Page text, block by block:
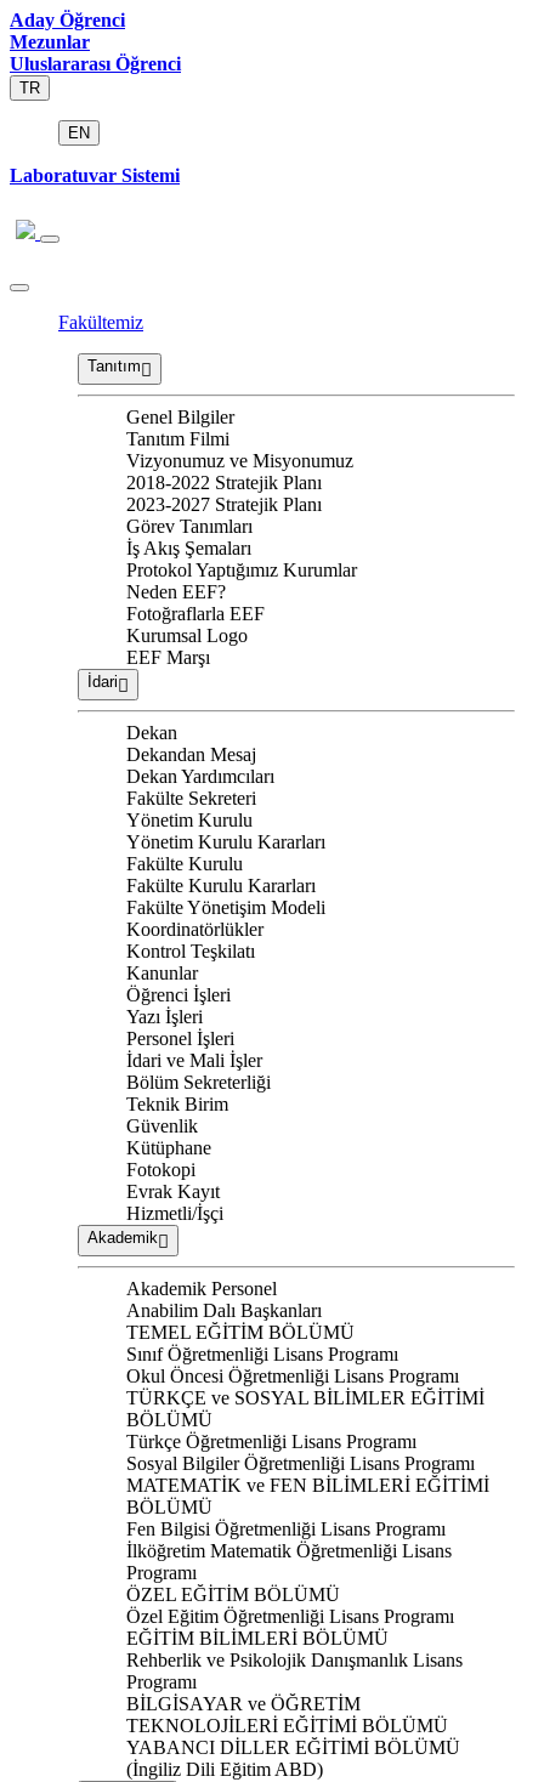
Aday Öğrenci
Mezunlar
Uluslararası Öğrenci
TR
EN
Laboratuvar Sistemi
Fakültemiz
Tanıtım
Genel Bilgiler
Tanıtım Filmi
Vizyonumuz ve Misyonumuz
2018-2022 Stratejik Planı
2023-2027 Stratejik Planı
Görev Tanımları
İş Akış Şemaları
Protokol Yaptığımız Kurumlar
Neden EEF?
Fotoğraflarla EEF
Kurumsal Logo
EEF Marşı
İdari
Dekan
Dekandan Mesaj
Dekan Yardımcıları
Fakülte Sekreteri
Yönetim Kurulu
Yönetim Kurulu Kararları
Fakülte Kurulu
Fakülte Kurulu Kararları
Fakülte Yönetişim Modeli
Koordinatörlükler
Kontrol Teşkilatı
Kanunlar
Öğrenci İşleri
Yazı İşleri
Personel İşleri
İdari ve Mali İşler
Bölüm Sekreterliği
Teknik Birim
Güvenlik
Kütüphane
Fotokopi
Evrak Kayıt
Hizmetli/İşçi
Akademik
Akademik Personel
Anabilim Dalı Başkanları
TEMEL EĞİTİM BÖLÜMÜ
Sınıf Öğretmenliği Lisans Programı
Okul Öncesi Öğretmenliği Lisans Programı
TÜRKÇE ve SOSYAL BİLİMLER EĞİTİMİ
BÖLÜMÜ
Türkçe Öğretmenliği Lisans Programı
Sosyal Bilgiler Öğretmenliği Lisans Programı
MATEMATİK ve FEN BİLİMLERİ EĞİTİMİ
BÖLÜMÜ
Fen Bilgisi Öğretmenliği Lisans Programı
İlköğretim Matematik Öğretmenliği Lisans
Programı
ÖZEL EĞİTİM BÖLÜMÜ
Özel Eğitim Öğretmenliği Lisans Programı
EĞİTİM BİLİMLERİ BÖLÜMÜ
Rehberlik ve Psikolojik Danışmanlık Lisans
Programı
BİLGİSAYAR ve ÖĞRETİM
TEKNOLOJİLERİ EĞİTİMİ BÖLÜMÜ
YABANCI DİLLER EĞİTİMİ BÖLÜMÜ
(İngiliz Dili Eğitim ABD)